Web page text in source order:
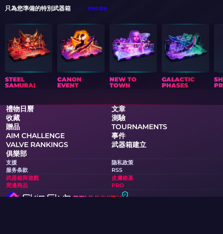
只為您準備的特別武器箱 所有武器箱
STEEL
SAMURAI
CANON
EVENT
NEW TO
TOWN
GALACTIC
PHASES
禮物日曆
文章
收藏
測驗
贈品
TOURNAMENTS
AIM CHALLENGE
事件
VALVE RANKINGS
武器箱建立
俱樂部
支援
隐私政策
服务条款
RSS
武器箱與遊戲
皮膚維基
周邊商品
PRO